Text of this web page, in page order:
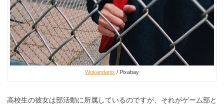
Wokandapix / Pixabay
高校生の彼女は部活動に所属しているのですが、それがゲーム部と